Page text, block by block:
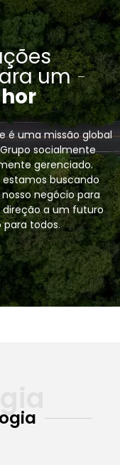
um
é uma missão global
socialmente
gerenciado.
estamos buscando
negócio para
a um futuro
para todos.